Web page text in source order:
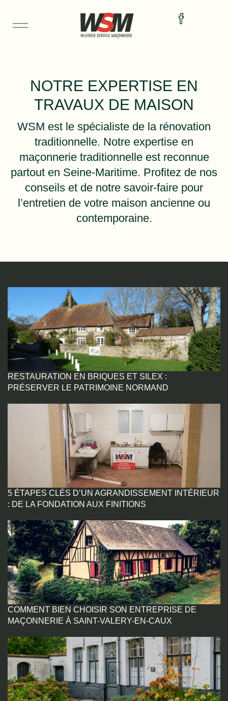
NOTRE EXPERTISE EN
TRAVAUX DE MAISON
WSM est le spécialiste de la rénovation
traditionnelle. Notre expertise en
maçonnerie traditionnelle est reconnue
partout en Seine-Maritime. Profitez de nos
conseils et de notre savoir-faire pour
l’entretien de votre maison ancienne ou
contemporaine.
RESTAURATION EN BRIQUES ET SILEX :
PRÉSERVER LE PATRIMOINE NORMAND
5 ÉTAPES CLÉS D’UN AGRANDISSEMENT INTÉRIEUR
: DE LA FONDATION AUX FINITIONS
COMMENT BIEN CHOISIR SON ENTREPRISE DE
MAÇONNERIE À SAINT-VALERY-EN-CAUX